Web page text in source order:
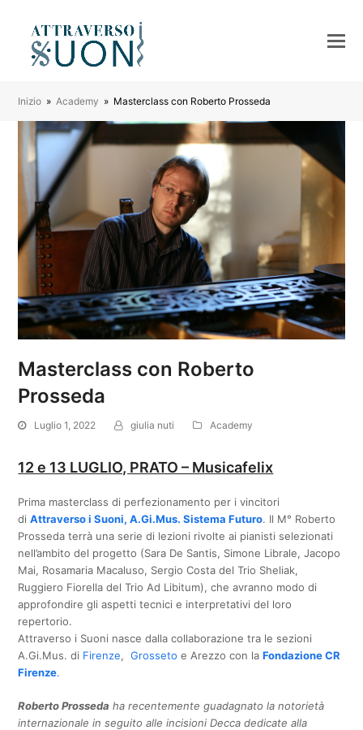
Inizio » Academy » Masterclass con Roberto Prosseda
Masterclass con Roberto
Prosseda
Luglio 1, 2022 giulia nuti Academy
12 e 13 LUGLIO, PRATO – Musicafelix
Prima masterclass di perfezionamento per i vincitori
di Attraverso i Suoni, A.Gi.Mus. Sistema Futuro. Il M° Roberto
Prosseda terrà una serie di lezioni rivolte ai pianisti selezionati
nell’ambito del progetto (Sara De Santis, Simone Librale, Jacopo
Mai, Rosamaria Macaluso, Sergio Costa del Trio Sheliak,
Ruggiero Fiorella del Trio Ad Libitum), che avranno modo di
approfondire gli aspetti tecnici e interpretativi del loro
repertorio.
Attraverso i Suoni nasce dalla collaborazione tra le sezioni
A.Gi.Mus. di Firenze,Grosseto e Arezzo con laFondazione CR
Firenze.
Roberto Prosseda ha recentemente guadagnato la notorietà
internazionale in seguito alle incisioni Decca dedicate alla